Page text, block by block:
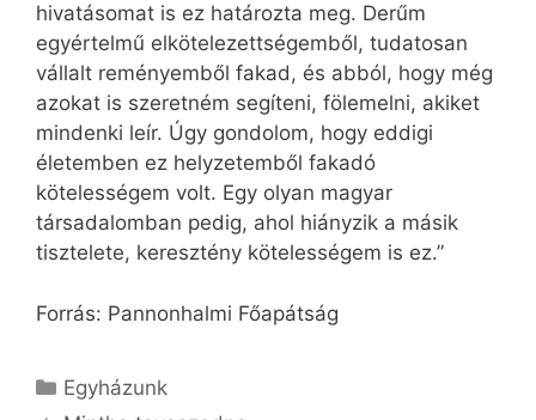
hivatásomat is ez határozta meg. Derűm
egyértelmű elkötelezettségemből, tudatosan
vállalt reményemből fakad, és abból, hogy még
azokat is szeretném segíteni, fölemelni, akiket
mindenki leír. Úgy gondolom, hogy eddigi
életemben ez helyzetemből fakadó
kötelességem volt. Egy olyan magyar
társadalomban pedig, ahol hiányzik a másik
tisztelete, keresztény kötelességem is ez.”
Forrás: Pannonhalmi Főapátság
Kategória
Egyházunk